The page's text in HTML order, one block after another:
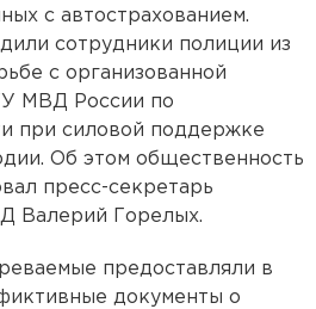
с автострахованием.
сотрудники полиции из
с организованной
МВД России по
при силовой поддержке
Об этом общественность
пресс-секретарь
Валерий Горелых.
предоставляли в
документы о